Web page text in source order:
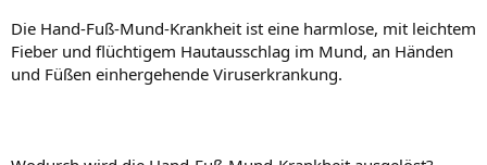
Die Hand-Fuß-Mund-Krankheit ist eine harmlose, mit leichtem
Fieber und flüchtigem Hautausschlag im Mund, an Händen
und Füßen einhergehende Viruserkrankung.